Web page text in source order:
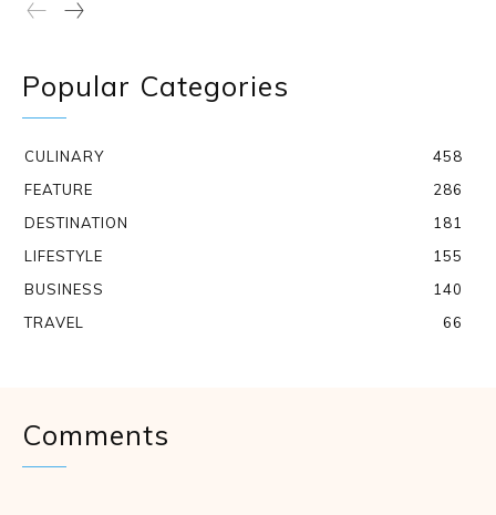
Popular Categories
CULINARY
458
FEATURE
286
DESTINATION
181
LIFESTYLE
155
BUSINESS
140
TRAVEL
66
Comments